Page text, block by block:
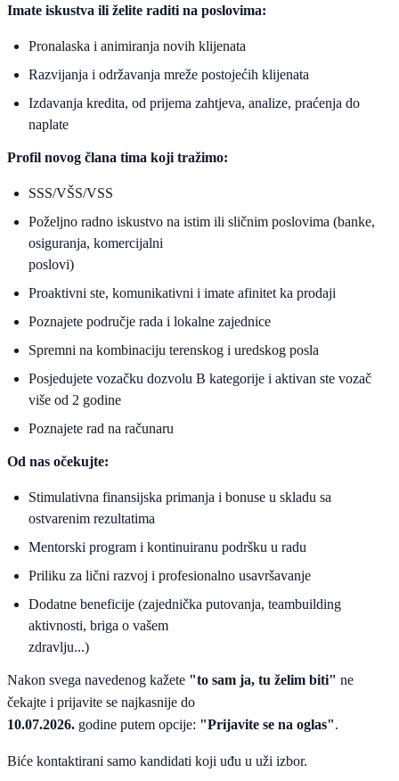
Imate iskustva ili želite raditi na poslovima:
Pronalaska i animiranja novih klijenata
Razvijanja i održavanja mreže postojećih klijenata
Izdavanja kredita, od prijema zahtjeva, analize, praćenja do
naplate
Profil novog člana tima koji tražimo:
SSS/VŠS/VSS
Poželjno radno iskustvo na istim ili sličnim poslovima (banke,
osiguranja, komercijalni
poslovi)
Proaktivni ste, komunikativni i imate afinitet ka prodaji
Poznajete područje rada i lokalne zajednice
Spremni na kombinaciju terenskog i uredskog posla
Posjedujete vozačku dozvolu B kategorije i aktivan ste vozač
više od 2 godine
Poznajete rad na računaru
Od nas očekujte:
Stimulativna finansijska primanja i bonuse u skladu sa
ostvarenim rezultatima
Mentorski program i kontinuiranu podršku u radu
Priliku za lični razvoj i profesionalno usavršavanje
Dodatne beneficije (zajednička putovanja, teambuilding
aktivnosti, briga o vašem
zdravlju...)
Nakon svega navedenog kažete "to sam ja, tu želim biti" ne
čekajte i prijavite se najkasnije do
10.07.2026. godine putem opcije: "Prijavite se na oglas".
Biće kontaktirani samo kandidati koji uđu u uži izbor.